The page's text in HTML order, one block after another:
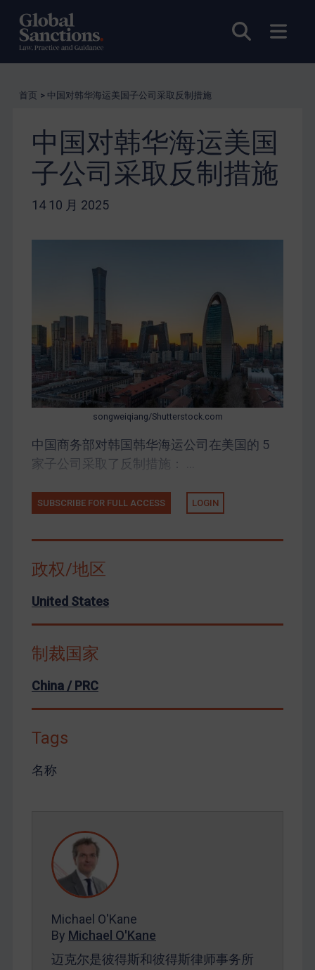
打开搜索
打开
首页 > 中国对韩华海运美国子公司采取反制措施
中国对韩华海运美国
子公司采取反制措施
14 10 月 2025
songweiqiang/Shutterstock.com
中国商务部对韩国韩华海运公司在美国的 5
家子公司采取了反制措施： ...
SUBSCRIBE FOR FULL ACCESS LOGIN
政权/地区
United States
制裁国家
China / PRC
Tags
名称
Michael O'Kane
By Michael O'Kane
迈克尔是彼得斯和彼得斯律师事务所